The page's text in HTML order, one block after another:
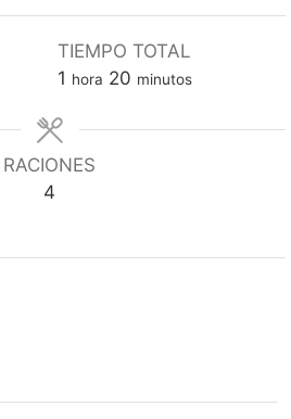
TIEMPO TOTAL
1 hora
hora 20minutos
minutos
RACIONES
4